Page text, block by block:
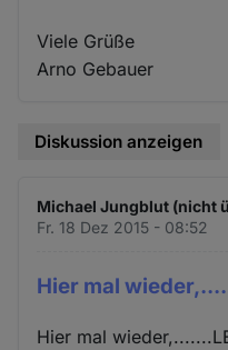
Viele Grüße
Arno Gebauer
Diskussion anzeigen
Michael Jungblut (nicht
Fr. 18 Dez 2015 - 08:52
Hier mal
Hier mal